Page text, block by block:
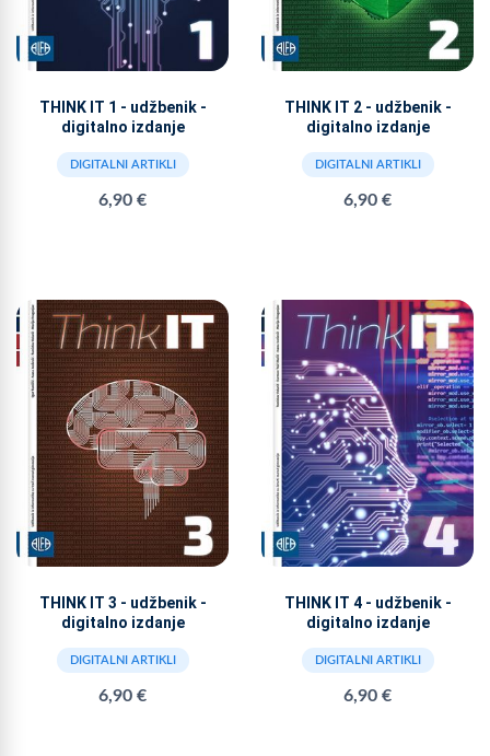
THINK IT 1 - udžbenik -
digitalno izdanje
DIGITALNI ARTIKLI
6,90 €
THINK IT 2 - udžbenik -
digitalno izdanje
DIGITALNI ARTIKLI
6,90 €
THINK IT 3 - udžbenik -
digitalno izdanje
DIGITALNI ARTIKLI
6,90 €
THINK IT 4 - udžbenik -
digitalno izdanje
DIGITALNI ARTIKLI
6,90 €